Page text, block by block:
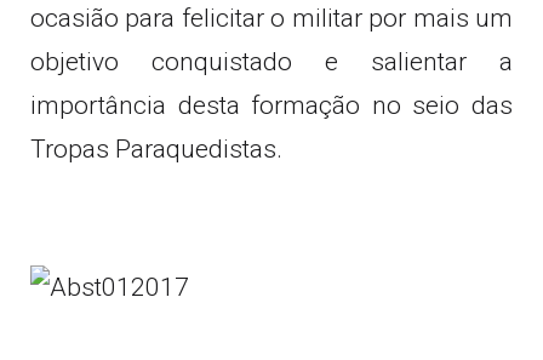
ocasião para felicitar o militar por mais um
objetivo conquistado e salientar a
importância desta formação no seio das
Tropas Paraquedistas.